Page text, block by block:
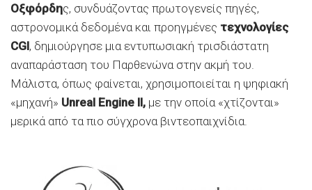
Οξφόρδης, συνδυάζοντας πρωτογενείς πηγές,
αστρονομικά δεδομένα και προηγμένες τεχνολογίες
CGI, δημιούργησε μια εντυπωσιακή τρισδιάστατη
αναπαράσταση του Παρθενώνα στην ακμή του.
Μάλιστα, όπως φαίνεται, χρησιμοποιείται η ψηφιακή
«μηχανή» Unreal Engine II, με την οποία «χτίζονται»
μερικά από τα πιο σύγχρονα βιντεοπαιχνίδια.